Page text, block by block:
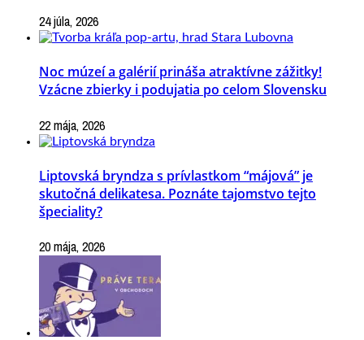
24 júla, 2026
Noc múzeí a galérií prináša atraktívne zážitky!
Vzácne zbierky i podujatia po celom Slovensku
22 mája, 2026
Liptovská bryndza s prívlastkom “májová” je
skutočná delikatesa. Poznáte tajomstvo tejto
špeciality?
20 mája, 2026